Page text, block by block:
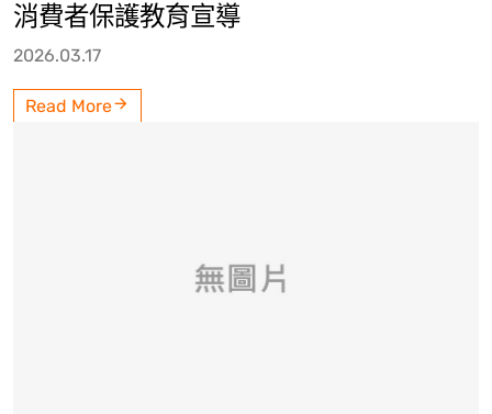
消費者保護教育宣導
2026.03.17
Read More